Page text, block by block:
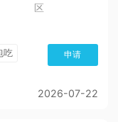
区
吃 申请
2026-07-22